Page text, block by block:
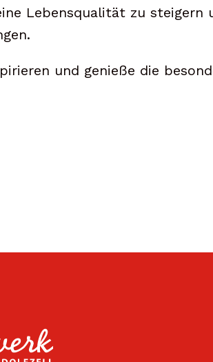
Lebensqualität zu steigern
und genieße die